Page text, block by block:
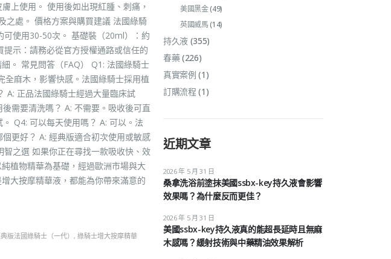
上使用。 使用後如出現紅腫、刺痛，
之處。 價格方案與購買建議 法國綠騎
使用30-50次。 基礎裝（20ml）：約
示：請務必從官方授權通路或信任的
。 常見問答（FAQ） Q1: 法國綠騎士
麻木，影響快感。法國綠騎士採用植
A: 正品法國綠騎士經過大量臨床試
需要清洗嗎？ A: 不需要。吸收後可直
Q4: 可以每天使用嗎？ A: 可以。法
更好？ A: 經典版適合初次使用或敏感
之選 如果你正在尋找一款吸收快、效
植物精華為基礎，經過歐洲市場與大
大按摩精華液，都能為你帶來滿意的
版法國綠騎士（一代） , 綠騎士增大按摩精華
美國黑金(49)
英國威馬(14)
持久液(355)
春藥(226)
真實案例 (1)
訂購流程 (1)
近期文章
桑拿洗浴前塗抹美國ssbx-key持久液會影響
效果嗎？為什麼反而更佳？
2026 年 5 月 31 日
美國ssbx-key持久液真的能超長延時且無麻
木感嗎？緩射技術與中藥精油效果解析
2026 年 5 月 31 日